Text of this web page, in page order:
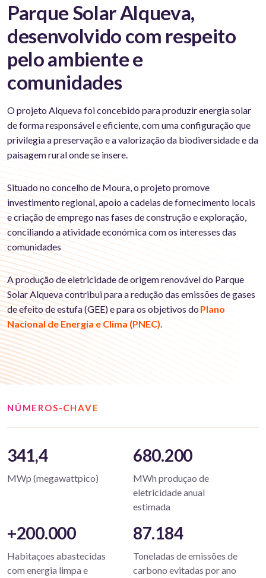
Parque Solar Alqueva,
desenvolvido com respeito
pelo ambiente e
comunidades
O projeto Alqueva foi concebido para produzir energia solar
de forma responsável e eficiente, com uma configuração que
privilegia a preservação e a valorização da biodiversidade e da
paisagem rural onde se insere.
Situado no concelho de Moura, o projeto promove
investimento regional, apoio a cadeias de fornecimento locais
e criação de emprego nas fases de construção e exploração,
conciliando a atividade económica com os interesses das
comunidades
A produção de eletricidade de origem renovável do Parque
Solar Alqueva contribui para a redução das emissões de gases
de efeito de estufa (GEE) e para os objetivos do Plano
Nacional de Energia e Clima (PNEC).
NÚMEROS-CHAVE
341,4
MWp (megawattpico)
680.200
MWh produçao de
eletricidade anual
estimada
+200.000
Habitaçoes abastecidas
com energia limpa e
87.184
Toneladas de emissões de
carbono evitadas por ano